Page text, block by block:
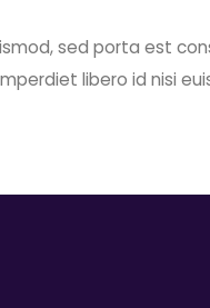
sed porta est
libero id nisi